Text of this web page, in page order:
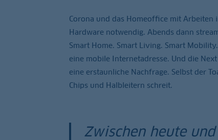
Corona und das Homeoffice mit
Hardware notwendig. Abends dann
Smart Home. Smart Living. Smart
eine mobile Internetadresse. Und die
eine erstaunliche Nachfrage. Selbst der
Chips und Halbleitern schreit.
Zwischen heute